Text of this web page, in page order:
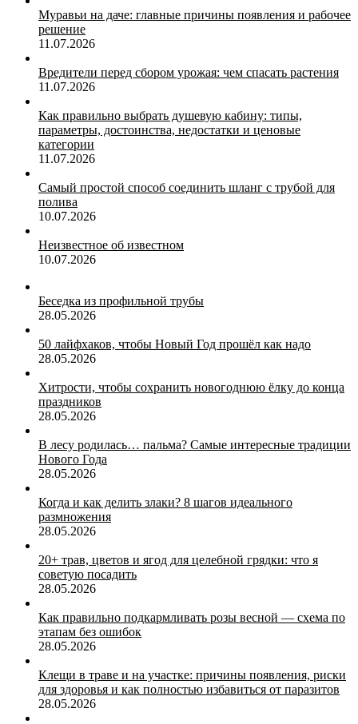
Муравьи на даче: главные причины появления и рабочее
решение
11.07.2026
Вредители перед сбором урожая: чем спасать растения
11.07.2026
Как правильно выбрать душевую кабину: типы,
параметры, достоинства, недостатки и ценовые
категории
11.07.2026
Самый простой способ соединить шланг с трубой для
полива
10.07.2026
Неизвестное об известном
10.07.2026
Беседка из профильной трубы
28.05.2026
50 лайфхаков, чтобы Новый Год прошёл как надо
28.05.2026
Хитрости, чтобы сохранить новогоднюю ёлку до конца
праздников
28.05.2026
В лесу родилась… пальма? Самые интересные традиции
Нового Года
28.05.2026
Когда и как делить злаки? 8 шагов идеального
размножения
28.05.2026
20+ трав, цветов и ягод для целебной грядки: что я
советую посадить
28.05.2026
Как правильно подкармливать розы весной — схема по
этапам без ошибок
28.05.2026
Клещи в траве и на участке: причины появления, риски
для здоровья и как полностью избавиться от паразитов
28.05.2026